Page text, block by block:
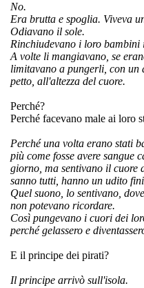
No.
Era brutta e spoglia. Viveva
Odiavano il sole.
Rinchiudevano i loro bambini
A volte li mangiavano, se
limitavano a pungerli, con un
petto, all'altezza del cuore.
Perché?
Perché facevano male ai loro
Perché una volta erano stati
più come fosse avere sangue
giorno, ma sentivano il cuore
sanno tutti, hanno un udito
Quel suono, lo sentivano,
non potevano ricordare.
Così pungevano i cuori dei
perché gelassero e
E il principe dei pirati?
Il principe arrivò sull'isola.